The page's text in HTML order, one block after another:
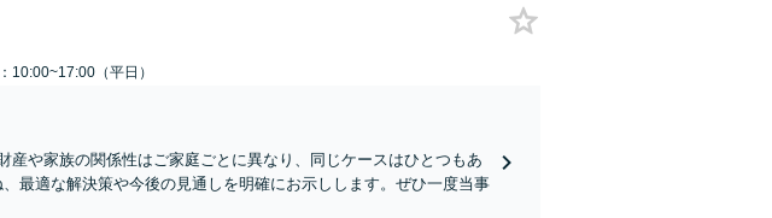
10:00~17:00（平日）
産や家族の関係性はご家庭ごとに異なり、同じケースはひとつもあ
最適な解決策や今後の見通しを明確にお示しします。ぜひ一度当事